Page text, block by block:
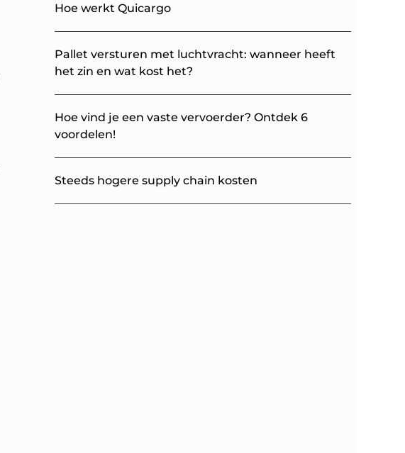
Hoe werkt Quicargo
Pallet versturen met luchtvracht: wanneer heeft
het zin en wat kost het?
Hoe vind je een vaste vervoerder? Ontdek 6
voordelen!
Steeds hogere supply chain kosten